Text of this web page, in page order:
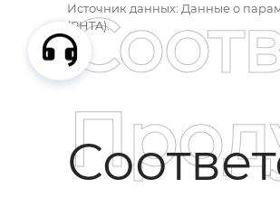
Источник данных: Данные о
(PHTA).